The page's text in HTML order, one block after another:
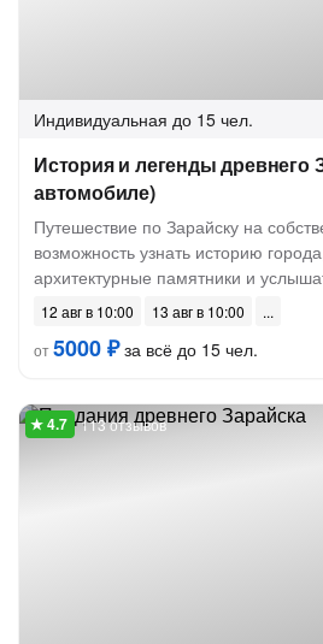
Индивидуальная до 15 чел.
История и легенды древнего
автомобиле)
Путешествие по Зарайску на
возможность узнать историю
архитектурные памятники и
12 авг в 10:00
13 авг в 10:00
от5000 ₽за всё до 15 чел.
113 отзывов